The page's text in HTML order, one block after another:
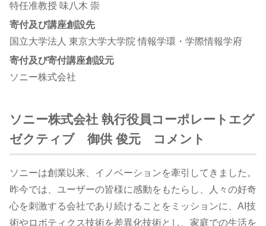
特任准教授 味八木 崇
寄付及び講座創設先
国立大学法人 東京大学大学院 情報学環・学際情報学府
寄付及び寄付講座創設元
ソニー株式会社
ソニー株式会社 執行役員コーポレートエグ
ゼクティブ 御供 俊元 コメント
ソニーは創業以来、イノベーションを牽引してきました。
昨今では、ユーザーの皆様に感動をもたらし、人々の好奇
心を刺激する会社であり続けることをミッションに、AI技
術やロボティクス技術を差異化技術とし、家庭での生活を